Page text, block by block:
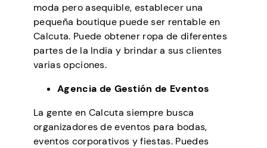
moda pero asequible, establecer una
pequeña boutique puede ser rentable en
Calcuta. Puede obtener ropa de diferentes
partes de la India y brindar a sus clientes
varias opciones.
Agencia de Gestión de Eventos
La gente en Calcuta siempre busca
organizadores de eventos para bodas,
eventos corporativos y fiestas. Puedes